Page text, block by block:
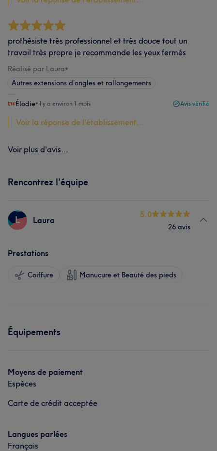
prothésiste très professionnel et très douce tout un
travail très propre je recommande les yeux fermés
Réalisé par Laura•
Autres extensions d’ongles et rallongements
Élodie•il y a environ 1 mois Avis vérifié
Voir la réponse de l'établissement...
Voir plus d'avis...
Rencontrez l'équipe
L Laura
5.0
26 avis
Prestations
Coiffure Manucure et Beauté des pieds
Équipements
Moyens de paiement
Espèces
Carte de crédit acceptée
Langues parlées
Français